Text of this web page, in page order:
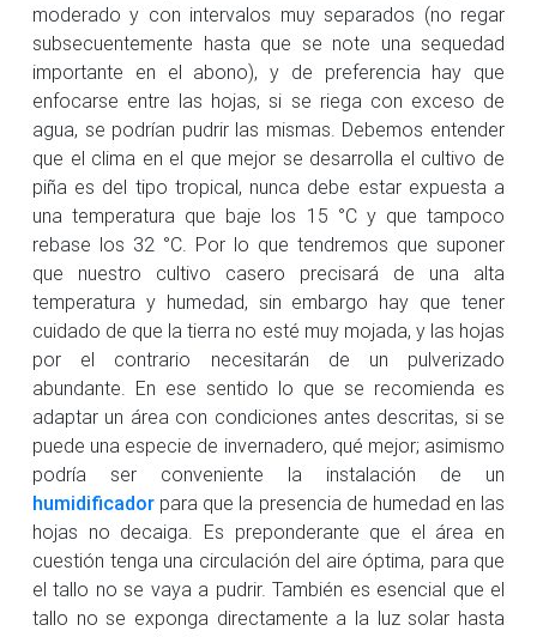
moderado y con intervalos muy separados (no regar
subsecuentemente hasta que se note una sequedad
importante en el abono), y de preferencia hay que
enfocarse entre las hojas, si se riega con exceso de
agua, se podrían pudrir las mismas. Debemos entender
que el clima en el que mejor se desarrolla el cultivo de
piña es del tipo tropical, nunca debe estar expuesta a
una temperatura que baje los 15 °C y que tampoco
rebase los 32 °C. Por lo que tendremos que suponer
que nuestro cultivo casero precisará de una alta
temperatura y humedad, sin embargo hay que tener
cuidado de que la tierra no esté muy mojada, y las hojas
por el contrario necesitarán de un pulverizado
abundante. En ese sentido lo que se recomienda es
adaptar un área con condiciones antes descritas, si se
puede una especie de invernadero, qué mejor; asimismo
podría ser conveniente la instalación de un
humidificador para que la presencia de humedad en las
hojas no decaiga. Es preponderante que el área en
cuestión tenga una circulación del aire óptima, para que
el tallo no se vaya a pudrir. También es esencial que el
tallo no se exponga directamente a la luz solar hasta